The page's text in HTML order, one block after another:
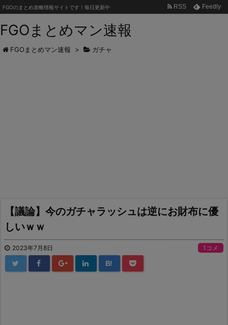
FGOまとめマン速報
FGOのまとめ攻略情報サイトです！毎日更新中 RSS Feedly
FGOまとめマン速報 > ガチャ
【議論】今のガチャラッシュは逆にお財布に優
しいｗｗ
2023年7月8日 1コメ
B!